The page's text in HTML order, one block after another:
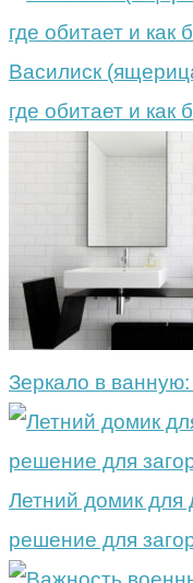
Василиск
где обитает и как
Зеркало в
Летний домик для
решение для